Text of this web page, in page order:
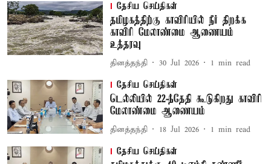
தேசிய செய்திகள்
தமிழகத்திற்கு காவிரியில் நீர் திறக்க
காவிரி மேலாண்மை ஆணையம்
உத்தரவு
தினத்தந்தி 30 Jul 2026 1 min read
தேசிய செய்திகள்
டெல்லியில் 22-ந்தேதி கூடுகிறது காவிரி
மேலாண்மை ஆணையம்
தினத்தந்தி 18 Jul 2026 1 min read
தேசிய செய்திகள்